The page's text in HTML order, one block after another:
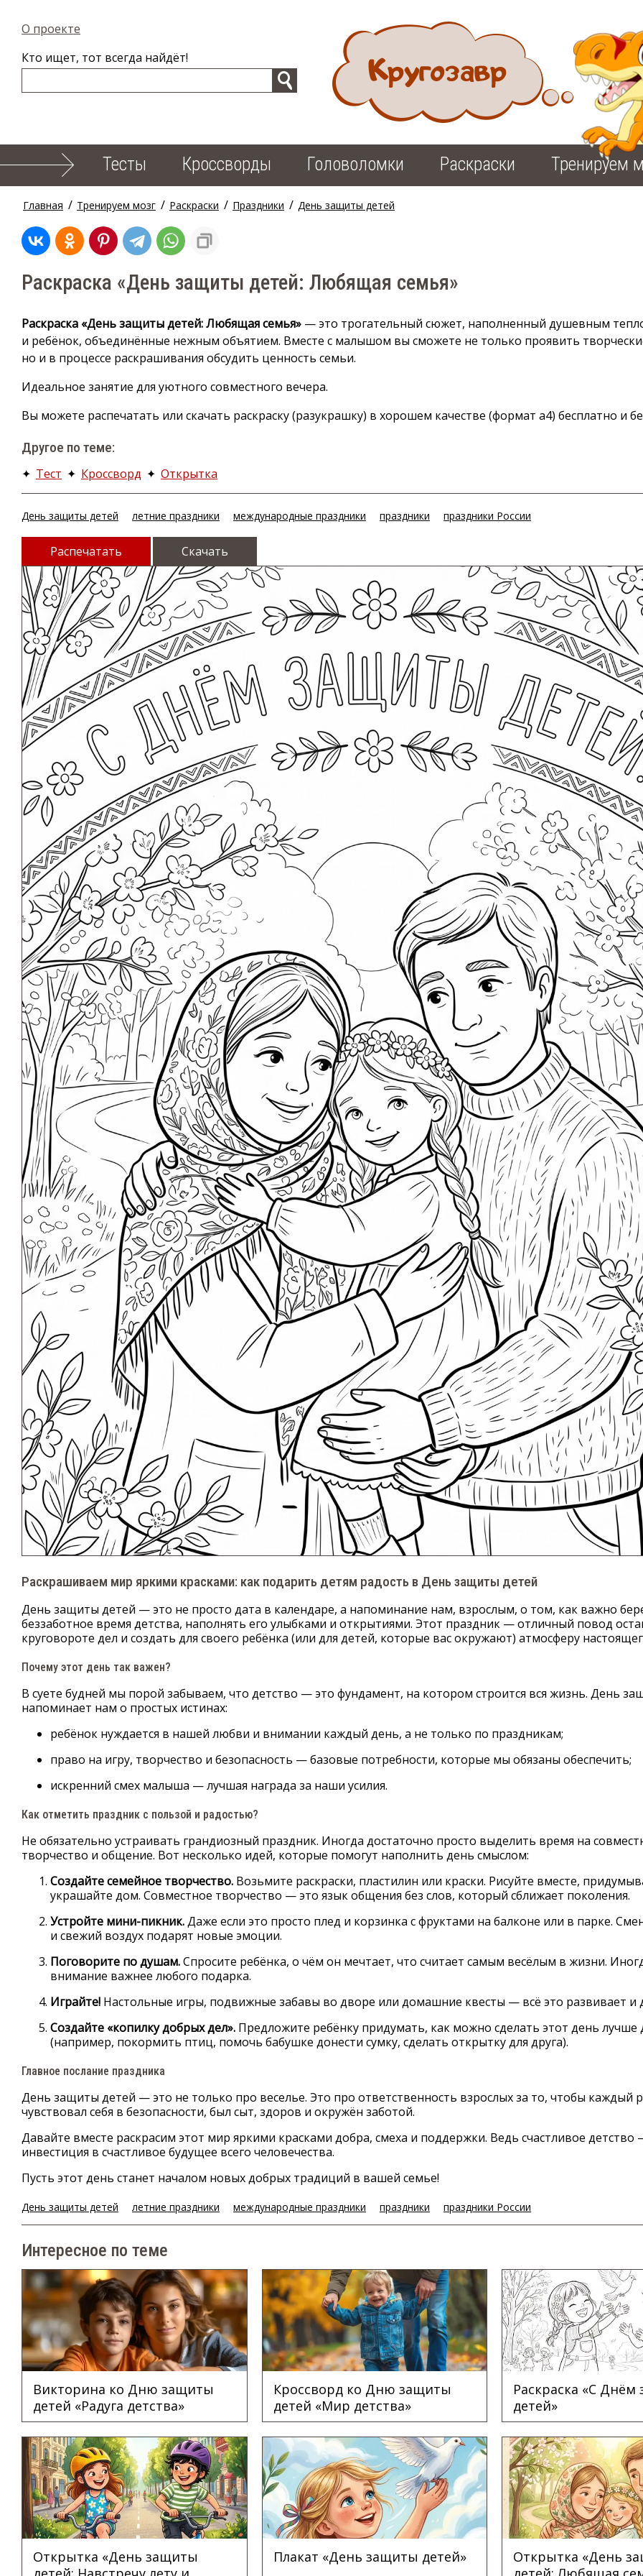
О проекте
Кто ищет, тот всегда найдёт!
Тесты Кроссворды Головоломки Раскраски Тренируем
Главная / Тренируем мозг / Раскраски / Праздники / День защиты детей
Раскраска «День защиты детей: Любящая семья»
Раскраска «День защиты детей: Любящая семья» — это трогательный сюжет, наполненный душевным
и ребёнок, объединённые нежным объятием. Вместе с малышом вы сможете не только проявить
но и в процессе раскрашивания обсудить ценность семьи.
Идеальное занятие для уютного совместного вечера.
Вы можете распечатать или скачать раскраску (разукрашку) в хорошем качестве (формат а4) бесплатно и
Другое по теме:
✦ Тест ✦ Кроссворд ✦ Открытка
День защиты детей летние праздники международные праздники праздники праздники России
Распечатать Скачать
Раскрашиваем мир яркими красками: как подарить детям радость в День защиты детей
День защиты детей — это не просто дата в календаре, а напоминание нам, взрослым, о том, как важно
беззаботное время детства, наполнять его улыбками и открытиями. Этот праздник — отличный повод
круговороте дел и создать для своего ребёнка (или для детей, которые вас окружают) атмосферу
Почему этот день так важен?
В суете будней мы порой забываем, что детство — это фундамент, на котором строится вся жизнь. День
напоминает нам о простых истинах:
ребёнок нуждается в нашей любви и внимании каждый день, а не только по праздникам;
право на игру, творчество и безопасность — базовые потребности, которые мы обязаны обеспечить;
искренний смех малыша — лучшая награда за наши усилия.
Как отметить праздник с пользой и радостью?
Не обязательно устраивать грандиозный праздник. Иногда достаточно просто выделить время на
творчество и общение. Вот несколько идей, которые помогут наполнить день смыслом:
Создайте семейное творчество. Возьмите раскраски, пластилин или краски. Рисуйте вместе,
украшайте дом. Совместное творчество — это язык общения без слов, который сближает поколения.
Устройте мини-пикник.Даже если это просто плед и корзинка с фруктами на балконе или в парке.
и свежий воздух подарят новые эмоции.
Поговорите по душам.Спросите ребёнка, о чём он мечтает, что считает самым весёлым в жизни.
внимание важнее любого подарка.
Играйте! Настольные игры, подвижные забавы во дворе или домашние квесты — всё это развивает и
Создайте «копилку добрых дел». Предложите ребёнку придумать, как можно сделать этот день лучше
(например, покормить птиц, помочь бабушке донести сумку, сделать открытку для друга).
Главное послание праздника
День защиты детей — это не только про веселье. Это про ответственность взрослых за то, чтобы каждый
чувствовал себя в безопасности, был сыт, здоров и окружён заботой.
Давайте вместе раскрасим этот мир яркими красками добра, смеха и поддержки. Ведь счастливое детство
инвестиция в счастливое будущее всего человечества.
Пусть этот день станет началом новых добрых традиций в вашей семье!
День защиты детей летние праздники международные праздники праздники праздники России
Интересное по теме
Викторина ко Дню защиты
детей «Радуга детства»
Кроссворд ко Дню защиты
детей «Мир детства»
Раскраска «С
детей»
Открытка «День защиты
Плакат «День защиты детей»
Открытка «День